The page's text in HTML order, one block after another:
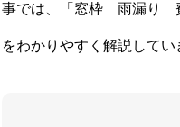
事では、「窓枠 雨漏り
をわかりやすく解説してい